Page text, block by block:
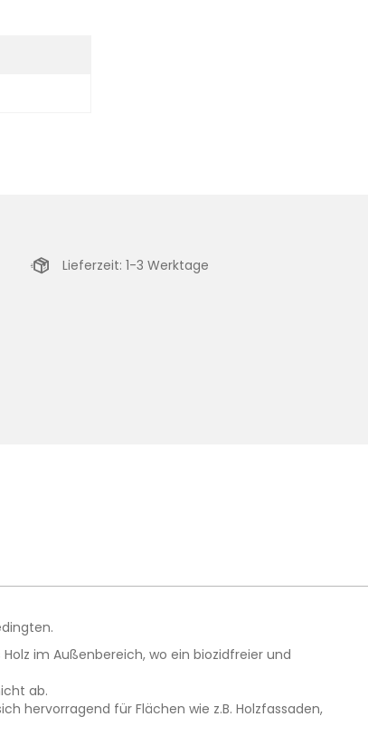
Lieferzeit: 1-3 Werktage
im Außenbereich, wo ein biozidfreier und
ab.
hervorragend für Flächen wie z.B. Holzfassaden,